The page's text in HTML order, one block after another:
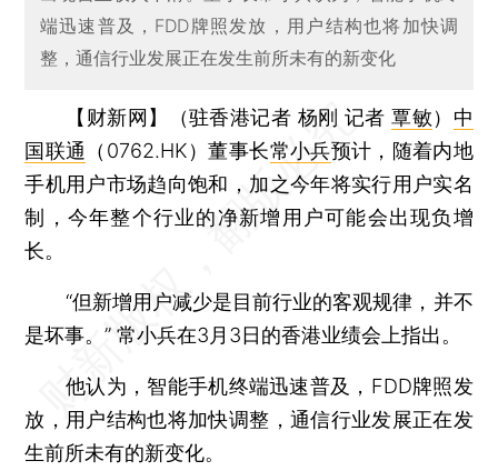
端迅速普及，FDD牌照发放，用户结构也将加快调
整，通信行业发展正在发生前所未有的新变化
【财新网】（驻香港记者 杨刚 记者覃敏） 中
国联通
（0762.HK）董事长常小兵预计，随着内地
手机用户市场趋向饱和，加之今年将实行用户实名
制，今年整个行业的净新增用户可能会出现负增
长。
“但新增用户减少是目前行业的客观规律，并不
是坏事。” 常小兵在3月3日的香港业绩会上指出。
他认为，智能手机终端迅速普及，FDD牌照发
放，用户结构也将加快调整，通信行业发展正在发
生前所未有的新变化。